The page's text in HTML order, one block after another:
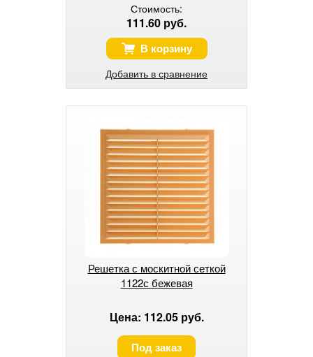
Стоимость:
111.60 руб.
В корзину
Добавить в сравнение
Решетка с москитной сеткой
1122с бежевая
Цена: 112.05 руб.
Под заказ